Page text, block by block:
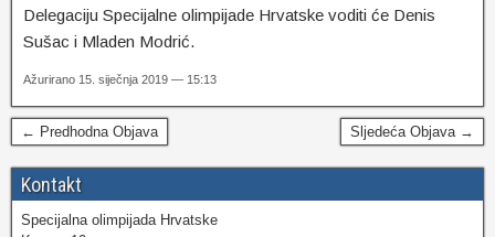
Delegaciju Specijalne olimpijade Hrvatske voditi će Denis
Sušac i Mladen Modrić.
Ažurirano 15. siječnja 2019 — 15:13
← Predhodna Objava Sljedeća Objava →
Kontakt
Specijalna olimpijada Hrvatske